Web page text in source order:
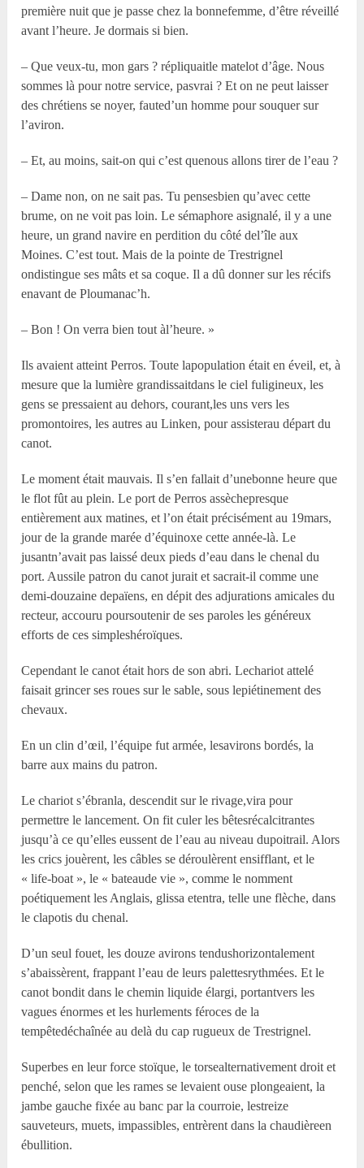
première nuit que je passe chez la bonnefemme, d’être réveillé
avant l’heure. Je dormais si bien.
– Que veux-tu, mon gars ? répliquaitle matelot d’âge. Nous
sommes là pour notre service, pasvrai ? Et on ne peut laisser
des chrétiens se noyer, fauted’un homme pour souquer sur
l’aviron.
– Et, au moins, sait-on qui c’est quenous allons tirer de l’eau ?
– Dame non, on ne sait pas. Tu pensesbien qu’avec cette
brume, on ne voit pas loin. Le sémaphore asignalé, il y a une
heure, un grand navire en perdition du côté del’île aux
Moines. C’est tout. Mais de la pointe de Trestrignel
ondistingue ses mâts et sa coque. Il a dû donner sur les récifs
enavant de Ploumanac’h.
– Bon ! On verra bien tout àl’heure. »
Ils avaient atteint Perros. Toute lapopulation était en éveil, et, à
mesure que la lumière grandissaitdans le ciel fuligineux, les
gens se pressaient au dehors, courant,les uns vers les
promontoires, les autres au Linken, pour assisterau départ du
canot.
Le moment était mauvais. Il s’en fallait d’unebonne heure que
le flot fût au plein. Le port de Perros assèchepresque
entièrement aux matines, et l’on était précisément au 19mars,
jour de la grande marée d’équinoxe cette année-là. Le
jusantn’avait pas laissé deux pieds d’eau dans le chenal du
port. Aussile patron du canot jurait et sacrait-il comme une
demi-douzaine depaïens, en dépit des adjurations amicales du
recteur, accouru poursoutenir de ses paroles les généreux
efforts de ces simpleshéroïques.
Cependant le canot était hors de son abri. Lechariot attelé
faisait grincer ses roues sur le sable, sous lepiétinement des
chevaux.
En un clin d’œil, l’équipe fut armée, lesavirons bordés, la
barre aux mains du patron.
Le chariot s’ébranla, descendit sur le rivage,vira pour
permettre le lancement. On fit culer les bêtesrécalcitrantes
jusqu’à ce qu’elles eussent de l’eau au niveau dupoitrail. Alors
les crics jouèrent, les câbles se déroulèrent ensifflant, et le
« life-boat », le « bateaude vie », comme le nomment
poétiquement les Anglais, glissa etentra, telle une flèche, dans
le clapotis du chenal.
D’un seul fouet, les douze avirons tendushorizontalement
s’abaissèrent, frappant l’eau de leurs palettesrythmées. Et le
canot bondit dans le chemin liquide élargi, portantvers les
vagues énormes et les hurlements féroces de la
tempêtedéchaînée au delà du cap rugueux de Trestrignel.
Superbes en leur force stoïque, le torsealternativement droit et
penché, selon que les rames se levaient ouse plongeaient, la
jambe gauche fixée au banc par la courroie, lestreize
sauveteurs, muets, impassibles, entrèrent dans la chaudièreen
ébullition.